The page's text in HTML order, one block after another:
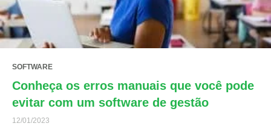
SOFTWARE
Conheça os erros manuais que você pode
evitar com um software de gestão
12/01/2023